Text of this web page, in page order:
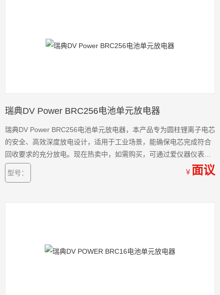
瑞典DV Power BRC256电池单元放电器
瑞典DV Power BRC256电池单元放电器，本产品专为圆柱锂离子电芯
的安全、高效深度放电设计，适用于工业场景，能确保电芯完成符合
回收要求的充分放电。现在热卖中，如需购买，可通过爱仪器仪表的
客服热线联系我们！
型号：
￥ 面议